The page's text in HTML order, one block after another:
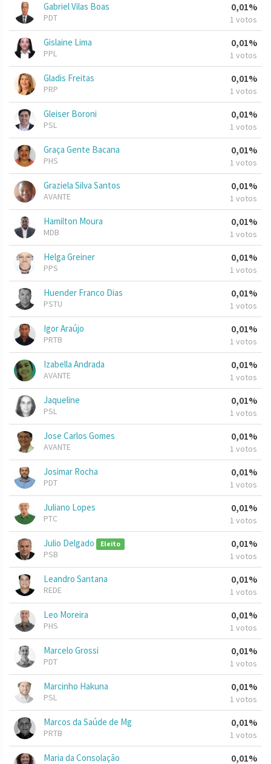
Gabriel Vilas Boas
PDT
0,01%
1 votos
Gislaine Lima
PPL
0,01%
1 votos
Gladis Freitas
PRP
0,01%
1 votos
Gleiser Boroni
PSL
0,01%
1 votos
Graça Gente Bacana
PHS
0,01%
1 votos
Graziela Silva Santos
AVANTE
0,01%
1 votos
Hamilton Moura
MDB
0,01%
1 votos
Helga Greiner
PPS
0,01%
1 votos
Huender Franco Dias
PSTU
0,01%
1 votos
Igor Araújo
PRTB
0,01%
1 votos
Izabella Andrada
AVANTE
0,01%
1 votos
Jaqueline
PSL
0,01%
1 votos
Jose Carlos Gomes
AVANTE
0,01%
1 votos
Josimar Rocha
PDT
0,01%
1 votos
Juliano Lopes
PTC
0,01%
1 votos
Julio Delgado Eleito
PSB
0,01%
1 votos
Leandro Santana
REDE
0,01%
1 votos
Leo Moreira
PHS
0,01%
1 votos
Marcelo Grossi
PDT
0,01%
1 votos
Marcinho Hakuna
PSL
0,01%
1 votos
Marcos da Saúde de Mg
PRTB
0,01%
1 votos
Maria da Consolação 0,01%